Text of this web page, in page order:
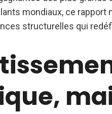
mondiaux, ce
structurelles qui